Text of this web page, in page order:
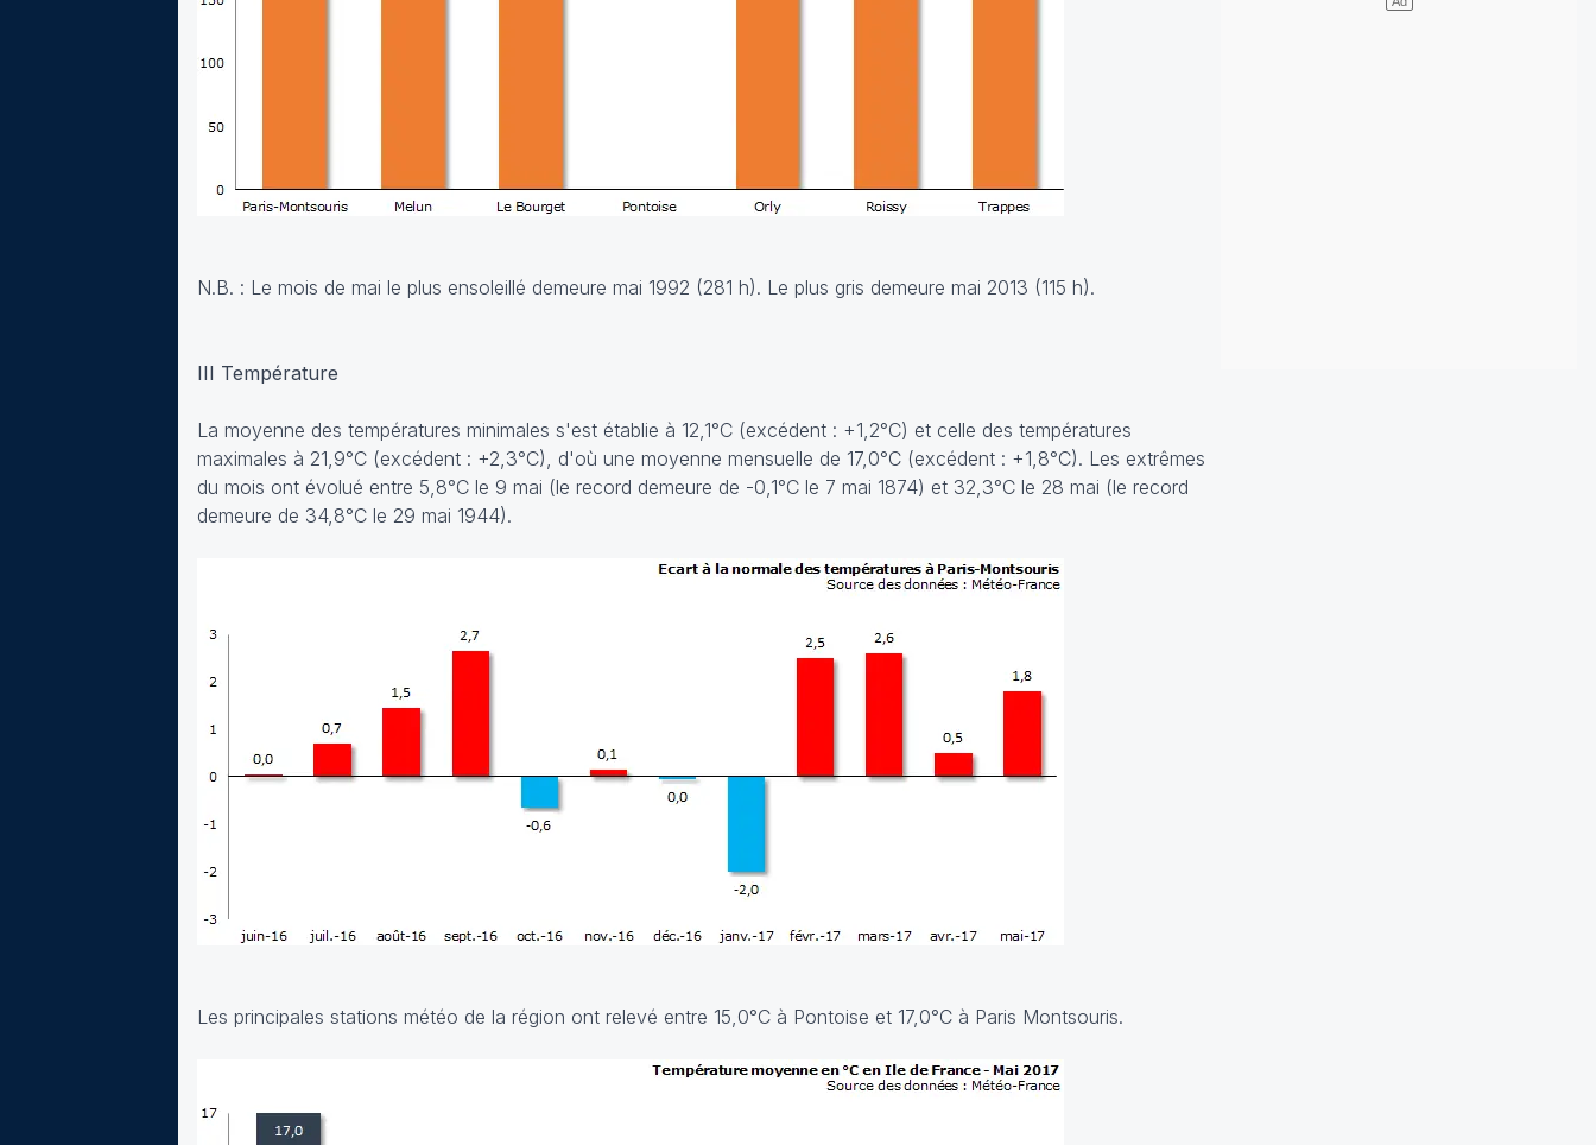
N.B. : Le mois de mai le plus ensoleillé demeure mai 1992 (281 h). Le plus gris demeure mai 2013 (115 h).
III Température
La moyenne des températures minimales s'est établie à 12,1°C (excédent : +1,2°C) et celle des températures
maximales à 21,9°C (excédent : +2,3°C), d'où une moyenne mensuelle de 17,0°C (excédent : +1,8°C). Les extrêmes
du mois ont évolué entre 5,8°C le 9 mai (le record demeure de -0,1°C le 7 mai 1874) et 32,3°C le 28 mai (le record
demeure de 34,8°C le 29 mai 1944).
Les principales stations météo de la région ont relevé entre 15,0°C à Pontoise et 17,0°C à Paris Montsouris.